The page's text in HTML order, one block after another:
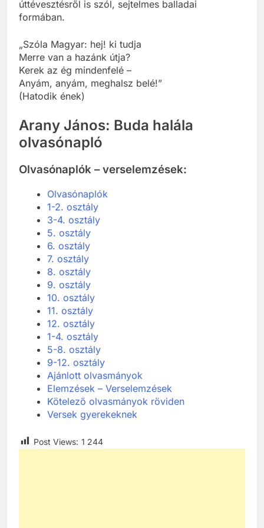
úttévesztésről is szól, sejtelmes balladai
formában.
„Szóla Magyar: hej! ki tudja
Merre van a hazánk útja?
Kerek az ég mindenfelé –
Anyám, anyám, meghalsz belé!”
(Hatodik ének)
Arany János: Buda halála
olvasónapló
Olvasónaplók – verselemzések:
Olvasónaplók
1-2. osztály
3-4. osztály
5. osztály
6. osztály
7. osztály
8. osztály
9. osztály
10. osztály
11. osztály
12. osztály
1-4. osztály
5-8. osztály
9-12. osztály
Ajánlott olvasmányok
Elemzések – Verselemzések
Kötelező olvasmányok röviden
Versek gyerekeknek
Post Views: 1 244